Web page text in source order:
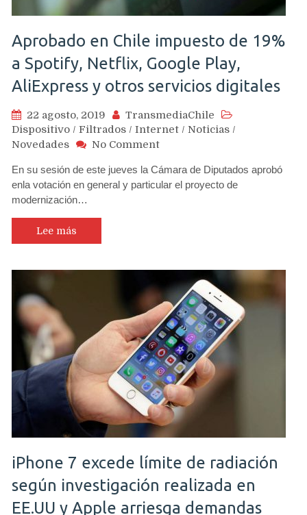
Aprobado en Chile impuesto de 19%
a Spotify, Netflix, Google Play,
AliExpress y otros servicios digitales
22 agosto, 2019
TransmediaChile
Dispositivo / Filtrados / Internet / Noticias /
Novedades
No Commenton
en
Chile
Netflix,
Google
Play,
AliExpress
y
otros
servicios
digitales
En su sesión de este jueves la Cámara de Diputados aprobó
enla votación en general y particular el proyecto de
modernización…
Lee más
iPhone 7 excede límite de radiación
según investigación realizada en
EE.UU y Apple arriesga demandas